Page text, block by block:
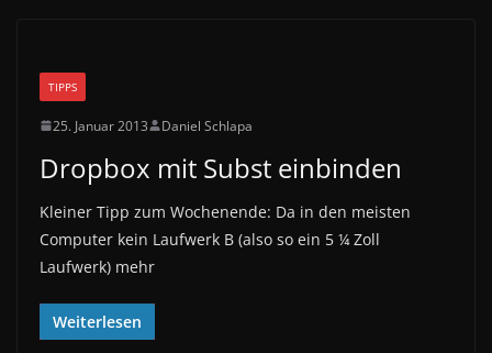
TIPPS
25. Januar 2013 Daniel Schlapa
Dropbox mit Subst einbinden
Kleiner Tipp zum Wochenende: Da in den meisten
Computer kein Laufwerk B (also so ein 5 ¼ Zoll
Laufwerk) mehr
Weiterlesen